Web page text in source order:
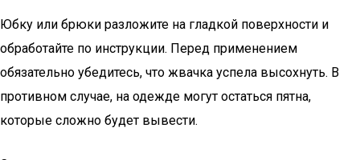
Юбку или брюки разложите на гладкой поверхности и
обработайте по инструкции. Перед применением
обязательно убедитесь, что жвачка успела высохнуть. В
противном случае, на одежде могут остаться пятна,
которые сложно будет вывести.